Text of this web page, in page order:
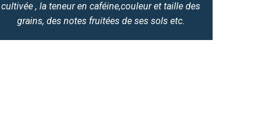
cultivée , la teneur en caféine,couleur et taille des
grains, des notes fruitées de ses sols etc.